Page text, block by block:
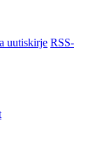
uutiskirje RSS-